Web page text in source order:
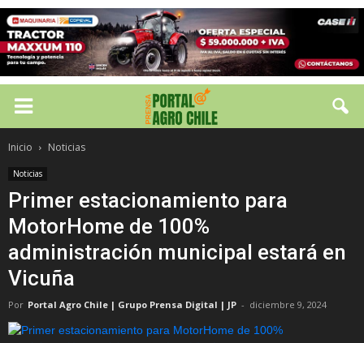
Inicio Noticias
Noticias
Primer estacionamiento para
MotorHome de 100%
administración municipal estará en
Vicuña
Por Portal Agro Chile | Grupo Prensa Digital | JP - diciembre 9, 2024